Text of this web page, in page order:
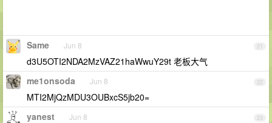
21
Same Jun 8
d3U5OTI2NDA2MzVAZ21haWwuY29t 老板大气
22
me1onsoda Jun 8
MTI2MjQzMDU3OUBxcS5jb20=
23
yanest Jun 8